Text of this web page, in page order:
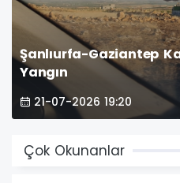
Şanlıurfa-Gaziantep
Yangın
21-07-2026 19:20
Çok Okunanlar